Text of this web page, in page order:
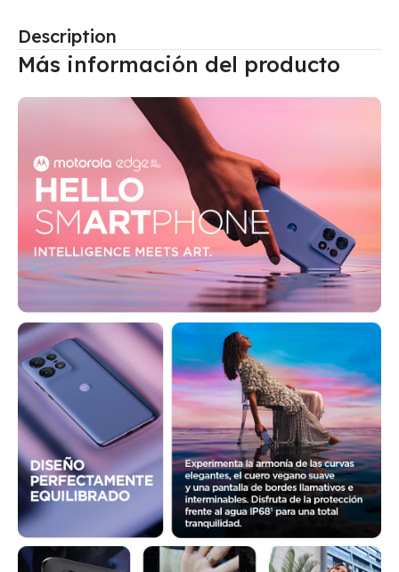
Description
Más información del producto